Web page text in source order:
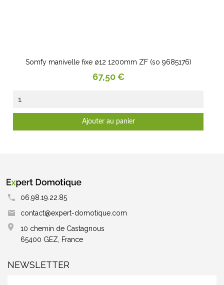
Somfy manivelle fixe ø12 1200mm ZF (so 9685176)
Prix
67,50 €
Ajouter au panier
06.98.19.22.85
contact@expert-domotique.com
10 chemin de Castagnous
65400 GEZ, France
NEWSLETTER